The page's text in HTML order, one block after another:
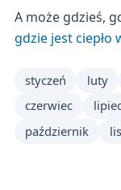
A może gdzieś,
gdzie jest ciepło
styczeń luty
czerwiec
październik